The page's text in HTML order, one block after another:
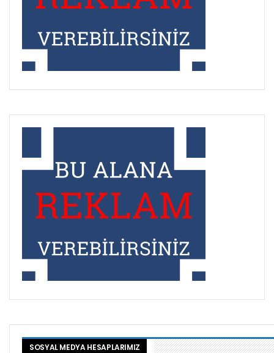
SOSYAL MEDYA HESAPLARIMIZ